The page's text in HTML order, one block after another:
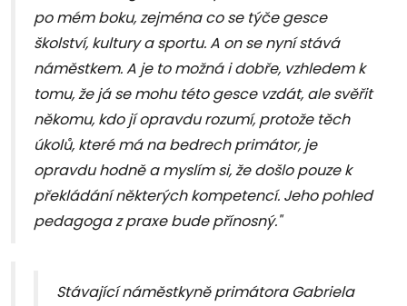
po mém boku, zejména co se týče gesce
školství, kultury a sportu. A on se nyní stává
náměstkem. A je to možná i dobře, vzhledem k
tomu, že já se mohu této gesce vzdát, ale svěřit
někomu, kdo jí opravdu rozumí, protože těch
úkolů, které má na bedrech primátor, je
opravdu hodně a myslím si, že došlo pouze k
překládání některých kompetencí. Jeho pohled
pedagoga z praxe bude přínosný."
Stávající náměstkyně primátora Gabriela